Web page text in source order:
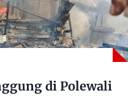
di Polewali